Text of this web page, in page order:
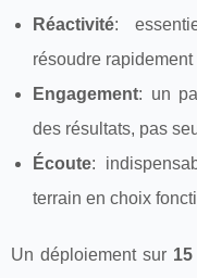
Réactivité:
résoudre
Engagement: un
des résultats, pas
Écoute:
terrain en choix
Un déploiement sur